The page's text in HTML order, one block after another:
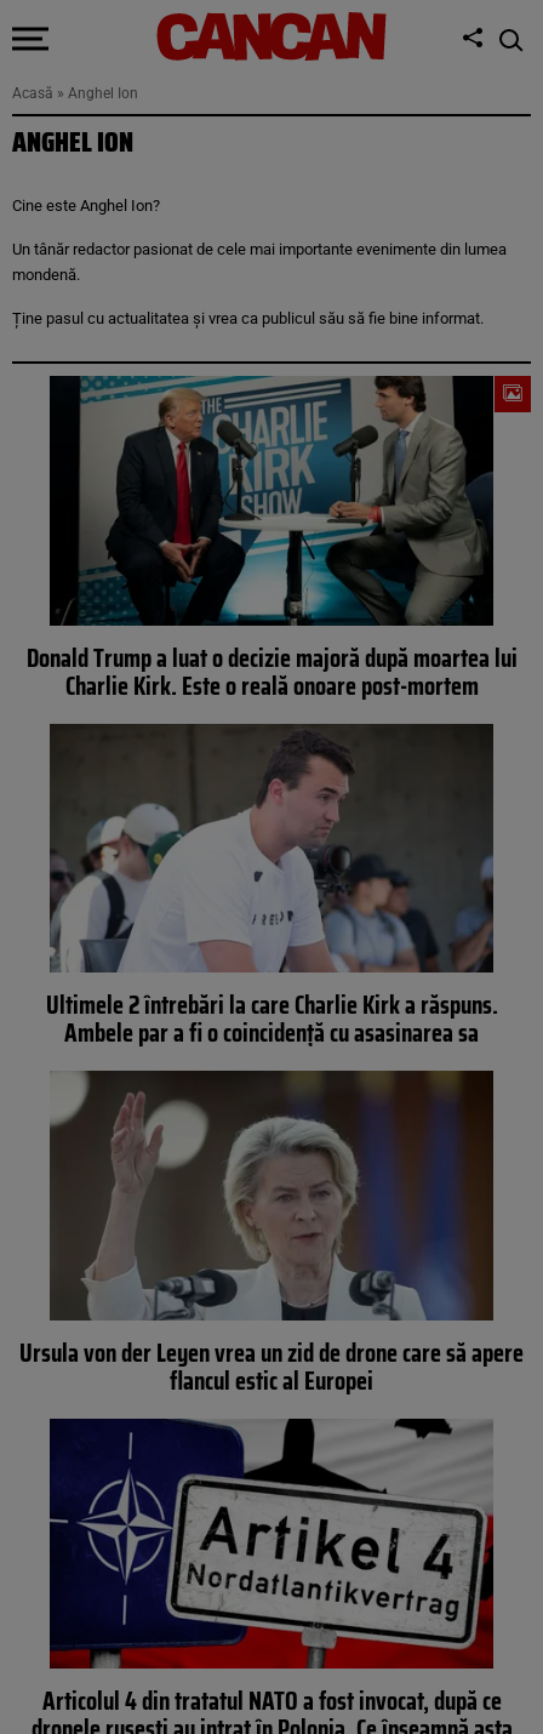
Acasă » Anghel Ion
ANGHEL ION
Cine este Anghel Ion?
Un tânăr redactor pasionat de cele mai importante evenimente din lumea
mondenă.
Ține pasul cu actualitatea și vrea ca publicul său să fie bine informat.
Donald Trump a luat o decizie majoră după moartea lui
Charlie Kirk. Este o reală onoare post-mortem
Ultimele 2 întrebări la care Charlie Kirk a răspuns.
Ambele par a fi o coincidență cu asasinarea sa
Ursula von der Leyen vrea un zid de drone care să apere
flancul estic al Europei
Articolul 4 din tratatul NATO a fost invocat, după ce